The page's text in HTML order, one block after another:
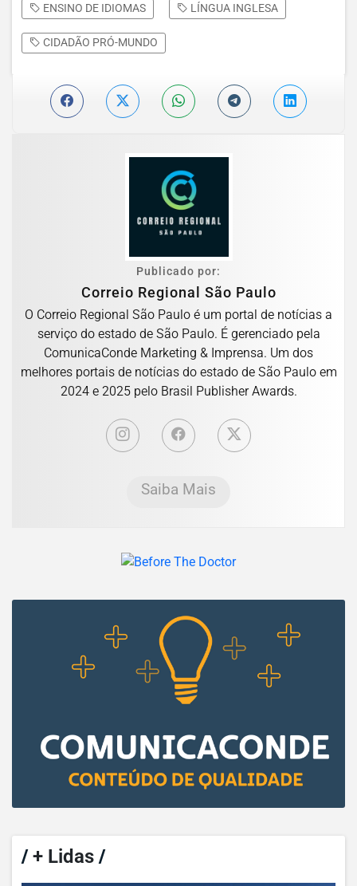
ENSINO DE IDIOMAS LÍNGUA INGLESA
CIDADÃO PRÓ-MUNDO
Publicado por:
Correio Regional São Paulo
O Correio Regional São Paulo é um portal de notícias a
serviço do estado de São Paulo. É gerenciado pela
ComunicaConde Marketing & Imprensa. Um dos
melhores portais de notícias do estado de São Paulo em
2024 e 2025 pelo Brasil Publisher Awards.
Saiba Mais
/+ Lidas /